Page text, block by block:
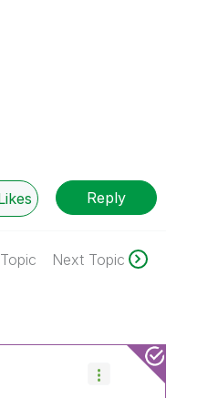
Reply
Next Topic